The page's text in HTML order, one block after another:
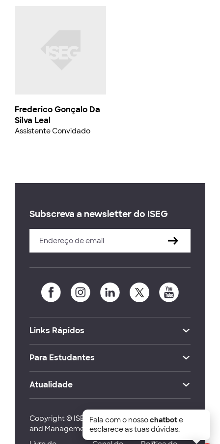
Frederico Gonçalo Da
Silva Leal
Assistente Convidado
Subscreva a newsletter do ISEG
Links Rápidos
Para Estudantes
Atualidade
Copyright © ISEG Lisbon School of Economics
and Management 2026
Fala com o nossochatbote
esclarece as tuas dúvidas.